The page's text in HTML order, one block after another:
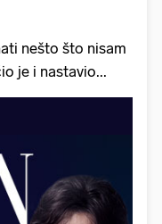
nešto što nisam
je i nastavio...